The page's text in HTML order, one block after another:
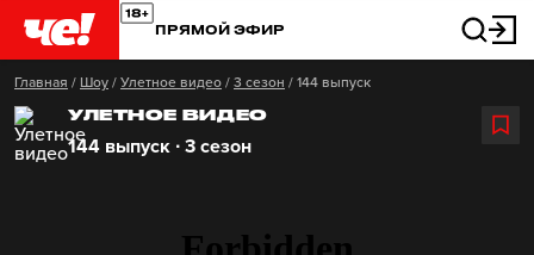
ПРЯМОЙ ЭФИР
Главная / Шоу / Улетное видео / 3 сезон / 144 выпуск
УЛЕТНОЕ ВИДЕО
144 выпуск ∙ 3 сезон